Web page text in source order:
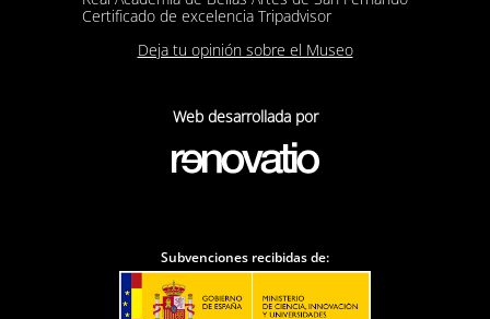
Certificado de excelencia Tripadvisor
Deja tu opinión sobre el Museo
Web desarrollada por
Subvenciones recibidas de: